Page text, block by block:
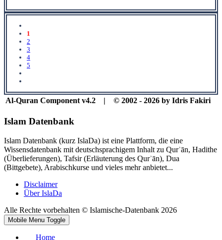
1
2
3
4
5
Al-Quran Component v4.2 | © 2002 - 2026 by Idris Fakiri
Islam Datenbank
Islam Datenbank (kurz IslaDa) ist eine Plattform, die eine
Wissensdatenbank mit deutschsprachigem Inhalt zu Qurʾān, Hadithe
(Überlieferungen), Tafsir (Erläuterung des Qurʾān), Dua
(Bittgebete), Arabischkurse und vieles mehr anbietet...
Disclaimer
Über IslaDa
Alle Rechte vorbehalten © Islamische-Datenbank 2026
Mobile Menu Toggle
Home